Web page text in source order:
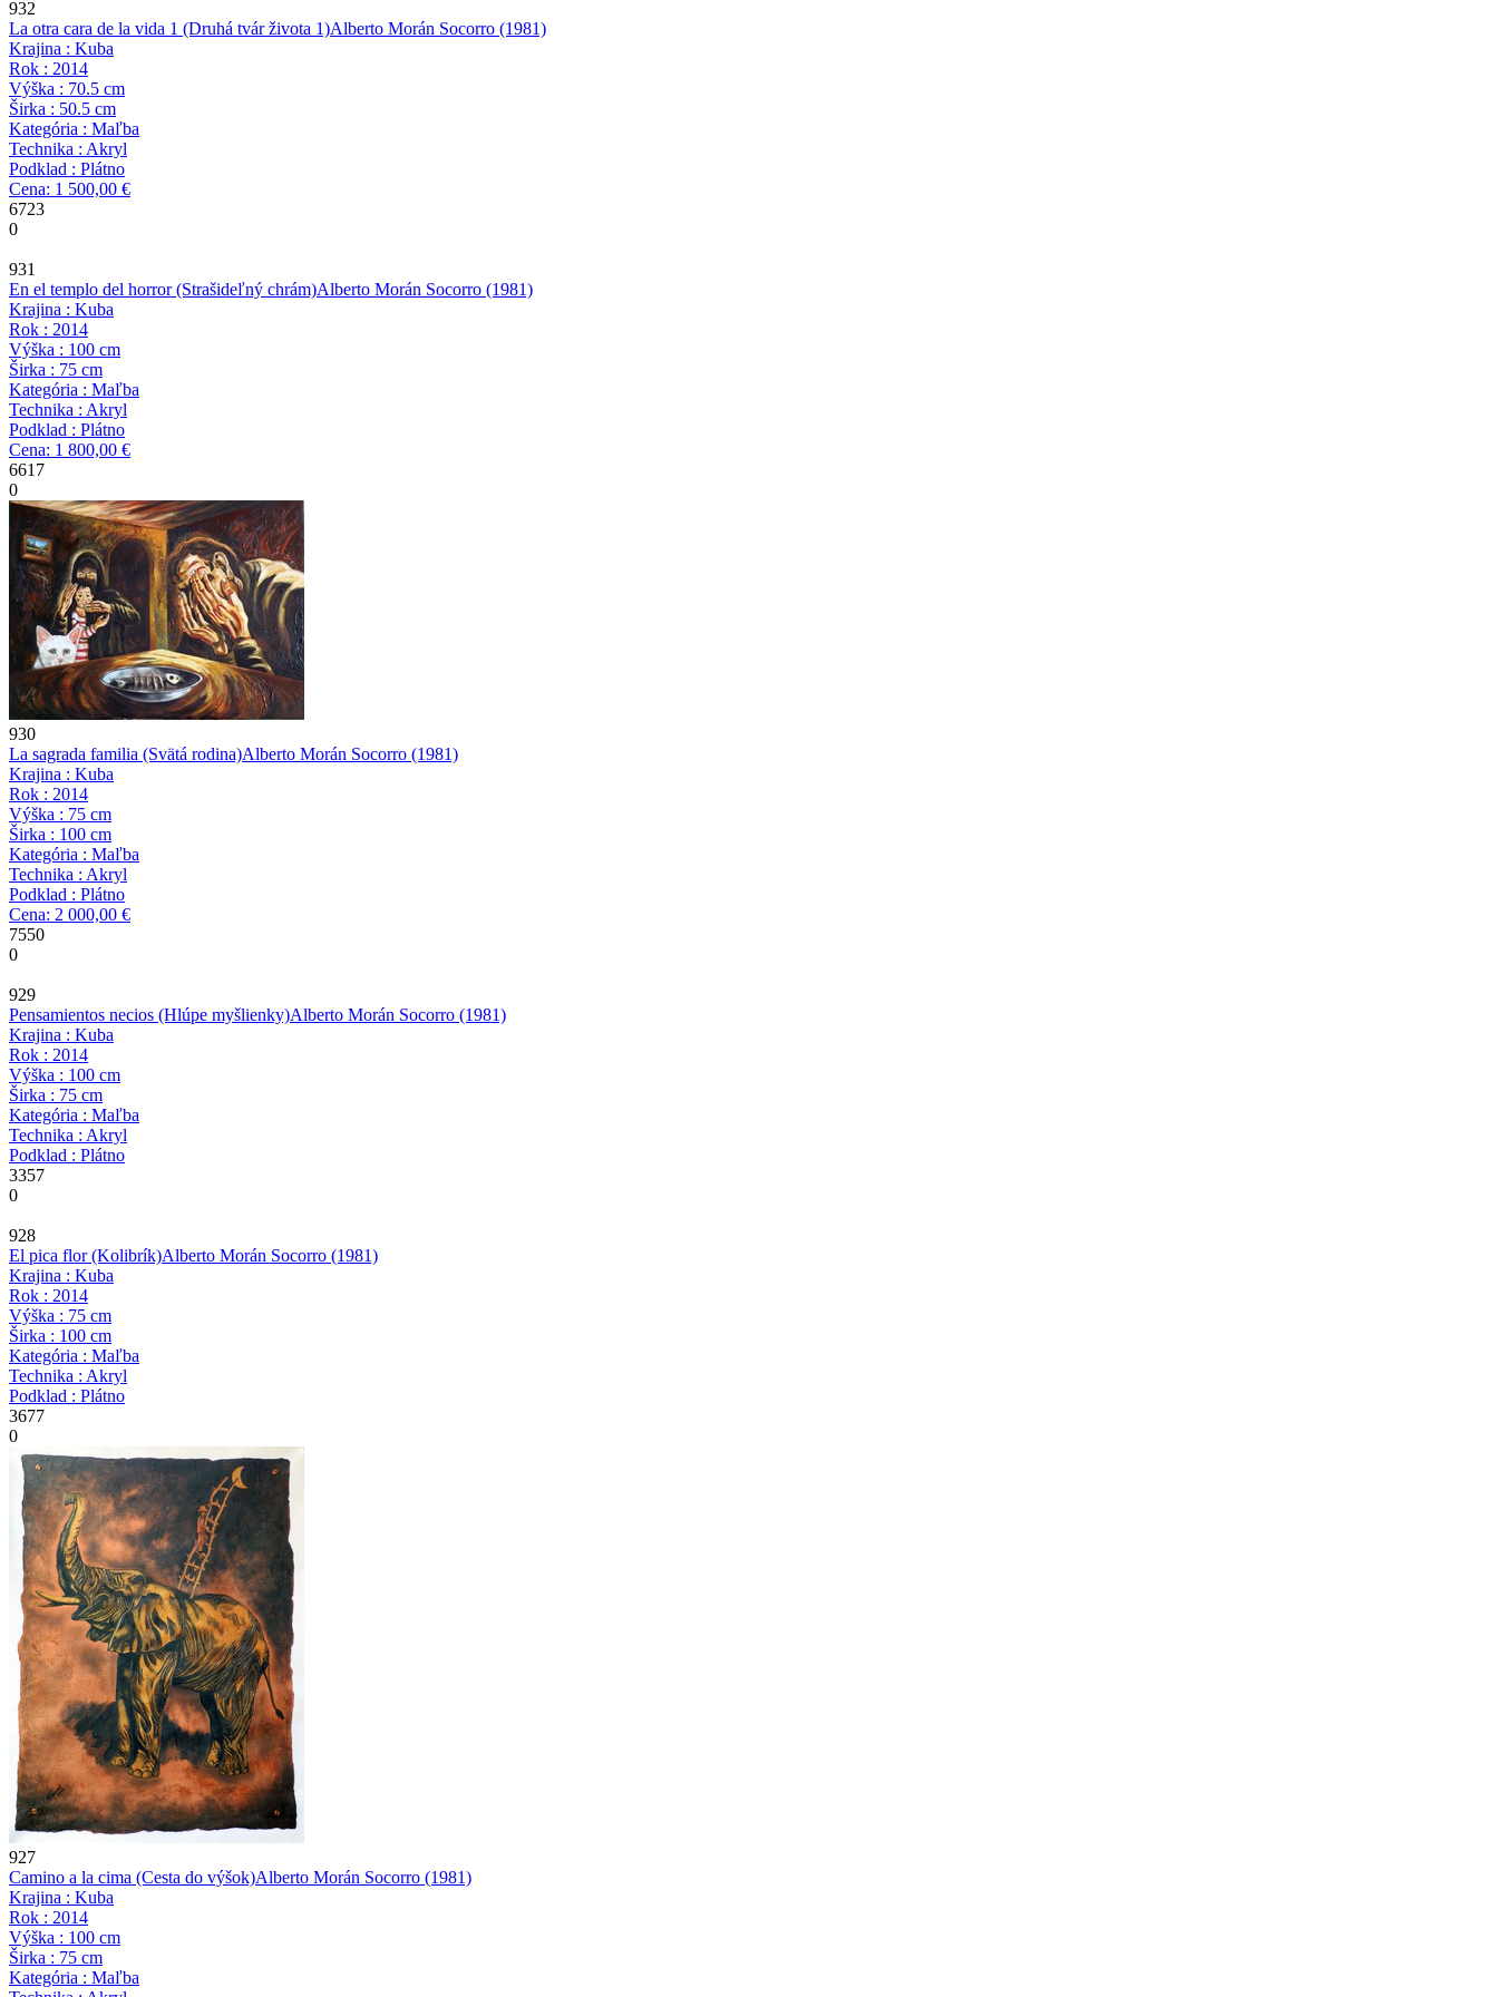
932
La otra cara de la vida 1 (Druhá tvár života 1)Alberto Morán Socorro (1981)
Krajina : Kuba
Rok : 2014
Výška : 70.5 cm
Širka : 50.5 cm
Kategória : Maľba
Technika : Akryl
Podklad : Plátno
Cena: 1 500,00 €
6723
0
931
En el templo del horror (Strašideľný chrám)Alberto Morán Socorro (1981)
Krajina : Kuba
Rok : 2014
Výška : 100 cm
Širka : 75 cm
Kategória : Maľba
Technika : Akryl
Podklad : Plátno
Cena: 1 800,00 €
6617
0
930
La sagrada familia (Svätá rodina)Alberto Morán Socorro (1981)
Krajina : Kuba
Rok : 2014
Výška : 75 cm
Širka : 100 cm
Kategória : Maľba
Technika : Akryl
Podklad : Plátno
Cena: 2 000,00 €
7550
0
929
Pensamientos necios (Hlúpe myšlienky)Alberto Morán Socorro (1981)
Krajina : Kuba
Rok : 2014
Výška : 100 cm
Širka : 75 cm
Kategória : Maľba
Technika : Akryl
Podklad : Plátno
3357
0
928
El pica flor (Kolibrík)Alberto Morán Socorro (1981)
Krajina : Kuba
Rok : 2014
Výška : 75 cm
Širka : 100 cm
Kategória : Maľba
Technika : Akryl
Podklad : Plátno
3677
0
927
Camino a la cima (Cesta do výšok)Alberto Morán Socorro (1981)
Krajina : Kuba
Rok : 2014
Výška : 100 cm
Širka : 75 cm
Kategória : Maľba